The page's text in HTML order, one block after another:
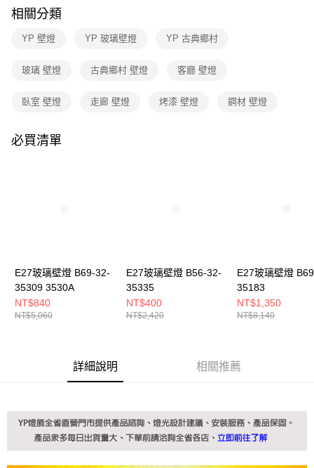
１．於結帳方式選擇「AFTEE先享後付」後，將跳轉至「AFTEE先享後付」
２．訂單成立數日內，您將收到繳費通知簡訊。
３．收到繳費通知簡訊後14天內，點擊此簡訊中的連結，可透過四大超商／
※ 請注意：結帳手續完成當下不需立刻繳費，但若您需要取消訂單，請聯絡
※ 交易是否成功請以「AFTEE先享後付 」之結帳頁面顯示為準，若有關於
３．未成年的使用者請事先徵得法定代理人或監護人之同意方可使用
「AFTEE先享後付」，若未經同意申辦者引起之損失，本公司不負相關責
任。
４．使用「AFTEE先享後付」時，將依據個別帳號之用戶狀況，依本公司即
時審查核予不同之上限額度；若仍有額度不足之情形，本公司將視審查結果
新竹貨運宅配
相關分類
YP 壁燈 YP 玻璃壁燈 YP 古典鄉村
玻璃 壁燈 古典鄉村 壁燈 客廳 壁燈
臥室 壁燈 走廊 壁燈 烤漆 壁燈 鋼材 壁燈
必買清單
E27玻璃壁燈 B69-32-
35309 3530A
NT$840
NT$5,060
E27玻璃壁燈 B56-32-
35335
NT$400
NT$2,420
E27玻璃壁燈
35183
NT$1,350
NT$8,140
詳細說明 相關推薦